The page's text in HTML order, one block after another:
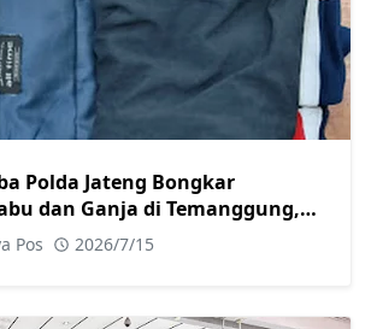
Polda Jateng Bongkar
dan Ganja di Temanggung,
Ditangkap
Pos 2026/7/15